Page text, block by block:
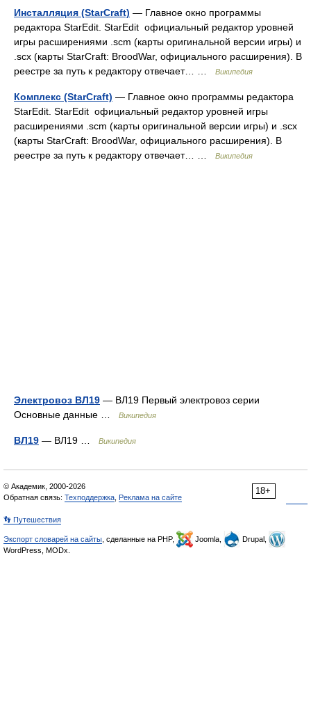
Инсталляция (StarCraft) — Главное окно программы
редактора StarEdit. StarEdit официальный редактор уровней
игры расширениями .scm (карты оригинальной версии игры) и
.scx (карты StarCraft: BroodWar, официального расширения). В
реестре за путь к редактору отвечает… …
Википедия
Комплекс (StarCraft) — Главное окно программы редактора
StarEdit. StarEdit официальный редактор уровней игры
расширениями .scm (карты оригинальной версии игры) и .scx
(карты StarCraft: BroodWar, официального расширения). В
реестре за путь к редактору отвечает… …
Википедия
Электровоз ВЛ19 — ВЛ19 Первый электровоз серии
Основные данные …
Википедия
ВЛ19 — ВЛ19 … Википедия
18+
© Академик, 2000-2026
Обратная связь: Техподдержка Реклама на сайте
👣 Путешествия
Экспорт словарей на сайты , сделанные на PHP, Joomla,
Drupal,
WordPress, MODx.